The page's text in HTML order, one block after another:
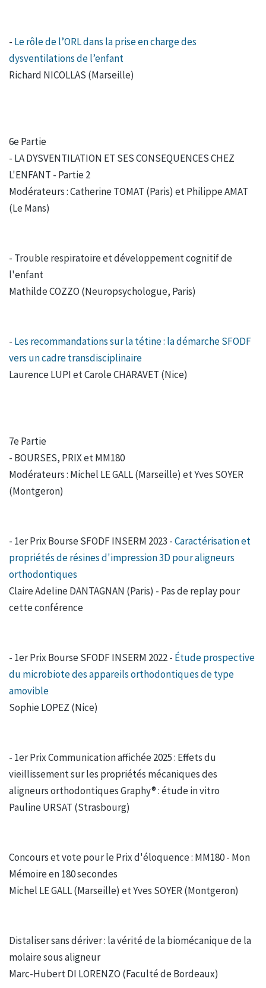
- Le rôle de l’ORL dans la prise en charge des
dysventilations de l’enfant
Richard NICOLLAS (Marseille)
6e Partie
- LA DYSVENTILATION ET SES CONSEQUENCES CHEZ
L'ENFANT - Partie 2
Modérateurs : Catherine TOMAT (Paris) et Philippe AMAT
(Le Mans)
- Trouble respiratoire et développement cognitif de
l'enfant
Mathilde COZZO (Neuropsychologue, Paris)
- Les recommandations sur la tétine : la démarche SFODF
vers un cadre transdisciplinaire
Laurence LUPI et Carole CHARAVET (Nice)
7e Partie
- BOURSES, PRIX et MM180
Modérateurs : Michel LE GALL (Marseille) et Yves SOYER
(Montgeron)
- 1er Prix Bourse SFODF INSERM 2023 -Caractérisation et
propriétés de résines d'impression 3D pour aligneurs
orthodontiques
Claire Adeline DANTAGNAN (Paris) - Pas de replay pour
cette conférence
- 1er Prix Bourse SFODF INSERM 2022 - Étude prospective
du microbiote des appareils orthodontiques de type
amovible
Sophie LOPEZ (Nice)
- 1er Prix Communication affichée 2025 : Effets du
vieillissement sur les propriétés mécaniques des
aligneurs orthodontiques Graphy® : étude in vitro
Pauline URSAT (Strasbourg)
Concours et vote pour le Prix d'éloquence : MM180 - Mon
Mémoire en 180 secondes
Michel LE GALL (Marseille) et Yves SOYER (Montgeron)
Distaliser sans dériver : la vérité de la biomécanique de la
molaire sous aligneur
Marc-Hubert DI LORENZO (Faculté de Bordeaux)